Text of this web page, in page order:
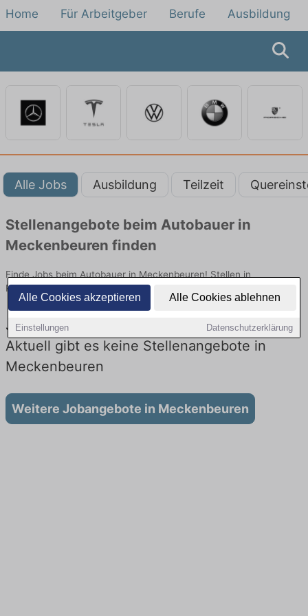
Alle Cookies akzeptieren Alle Cookies ablehnen
Einstellungen Datenschutzerklärung
Home Für Arbeitgeber Berufe Ausbildung
Alle Jobs Ausbildung Teilzeit
Stellenangebote beim Autobauer in
Meckenbeuren finden
Finde Jobs beim Autobauer in Meckenbeuren! Stellen in
Produktion. Jetzt bewerben!
Jobs beim Autobauer in Meckenbeuren:
Aktuell gibt es keine Stellenangebote in
Meckenbeuren
Weitere Jobangebote in Meckenbeuren